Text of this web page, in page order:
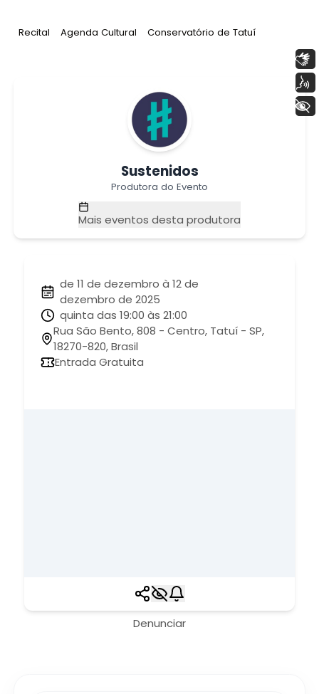
Tag:
Recital Tag:
Agenda Cultural Tag:
Conservatório de Tatuí
Sustenidos
Produtora do Evento
Mais eventos desta produtora
de 11 de dezembro à 12 de
dezembro de 2025
quinta das 19:00 às 21:00
Rua São Bento, 808 - Centro, Tatuí - SP,
18270-820, Brasil
Entrada Gratuita
Denunciar
+ Acessibilidade